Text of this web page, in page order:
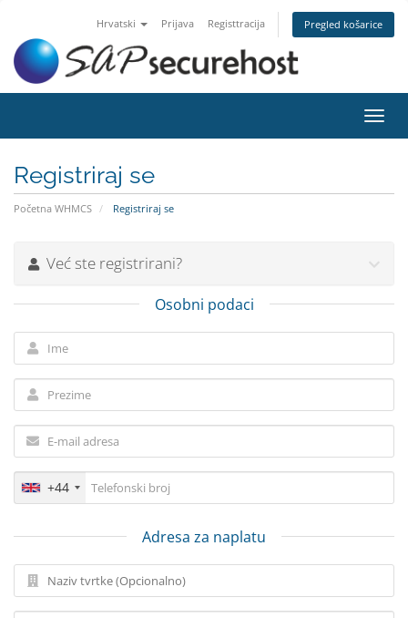
Hrvatski Prijava Registtracija Pregled košarice
Registriraj se
Početna WHMCS Registriraj se
Već ste registrirani?
Osobni podaci
+44
Adresa za naplatu